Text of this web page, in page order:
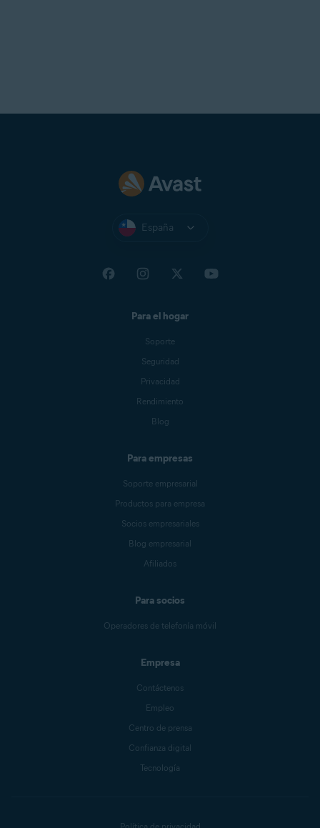
España
Para el hogar
Soporte
Seguridad
Privacidad
Rendimiento
Blog
Para empresas
Soporte empresarial
Productos para empresa
Socios empresariales
Blog empresarial
Afiliados
Para socios
Operadores de telefonía móvil
Empresa
Contáctenos
Empleo
Centro de prensa
Confianza digital
Tecnología